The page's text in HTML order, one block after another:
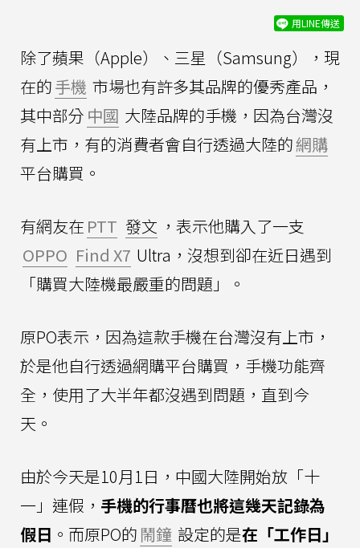
用LINE傳送
除了蘋果（Apple）、三星（Samsung），現
在的手機 市場也有許多其品牌的優秀產品，
其中部分 中國 大陸品牌的手機，因為台灣沒
有上市，有的消費者會自行透過大陸的網購
平台購買。
有網友在 PTT 發文 ，表示他購入了一支
OPPO Find X7 Ultra，沒想到卻在近日遇到
「購買大陸機最嚴重的問題」。
原PO表示，因為這款手機在台灣沒有上市，
於是他自行透過網購平台購買，手機功能齊
全，使用了大半年都沒遇到問題，直到今
天。
由於今天是10月1日，中國大陸開始放「十
一」連假， 手機的行事曆也將這幾天記錄為
假日 。而原PO的 鬧鐘 設定的是在「工作日」